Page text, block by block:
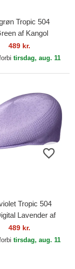
Tropic 504
af Kangol
489 kr.
tirsdag, aug. 11
Tropic 504
Lavender af
489 kr.
tirsdag, aug. 11